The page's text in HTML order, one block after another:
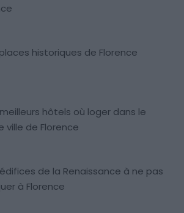
historiques de Florence
hôtels où loger dans le
ville de Florence
édifices de la Renaissance à ne pas
à Florence